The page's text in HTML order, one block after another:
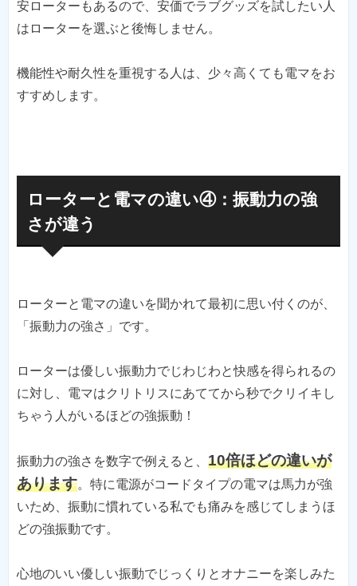
安ローターもあるので、安価でラブグッズを試したい人
はローターを選ぶと後悔しません。
機能性や耐久性を重視する人は、少々高くても電マをお
すすめします。
ローターと電マの違い④：振動力の強
さが違う
ローターと電マの違いを聞かれて最初に思い付くのが、
「振動力の強さ」です。
ローターは優しい振動力でじわじわと快感を得られるの
に対し、電マはクリトリスにあててから秒でクリイキし
ちゃう人がいるほどの強振動！
振動力の強さを数字で例えると、 10倍ほどの違いが
あります。特に電源がコードタイプの電マは馬力が強
いため、振動に慣れている私でも痛みを感じてしまうほ
どの強振動です。
心地のいい優しい振動でじっくりとオナニーを楽しみた